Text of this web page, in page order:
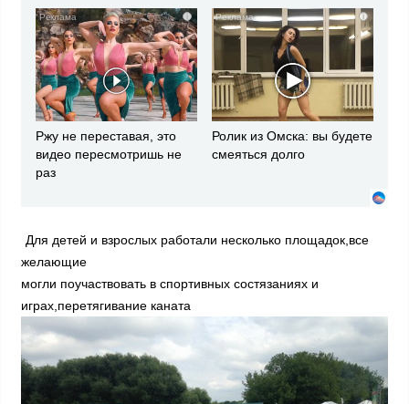
i
Ржу не переставая, это
видео пересмотришь не
раз
i
Ролик из Омска: вы будете
смеяться долго
Для детей и взрослых работали несколько площадок,все
желающие
могли поучаствовать в спортивных состязаниях и
играх,перетягивание каната